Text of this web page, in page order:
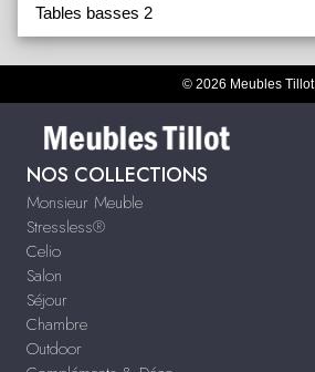
Tables basses 2
© 2026 Meubles Tillot
NOS COLLECTIONS
Monsieur Meuble
Stressless®
Celio
Salon
Séjour
Chambre
Outdoor